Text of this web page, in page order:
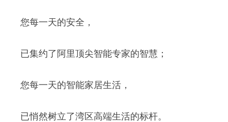
您每一天的安全，
已集约了阿里顶尖智能专家的智慧；
您每一天的智能家居生活，
已悄然树立了湾区高端生活的标杆。